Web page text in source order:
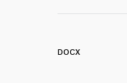
DOCX